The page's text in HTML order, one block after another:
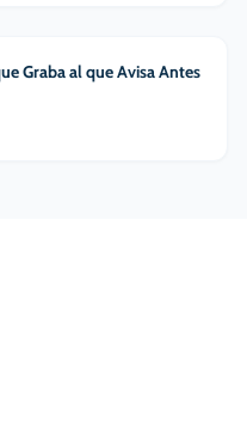
Graba al que Avisa Antes